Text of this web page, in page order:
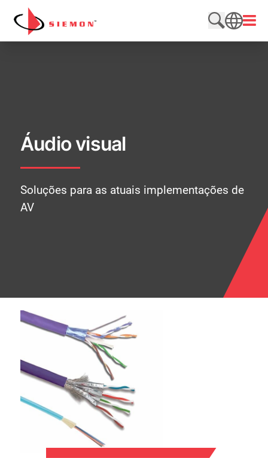
Pular para o conteúdo
Pesquisar
Abrir
SEARCH
Áudio visual
Soluções para as atuais implementações de
AV